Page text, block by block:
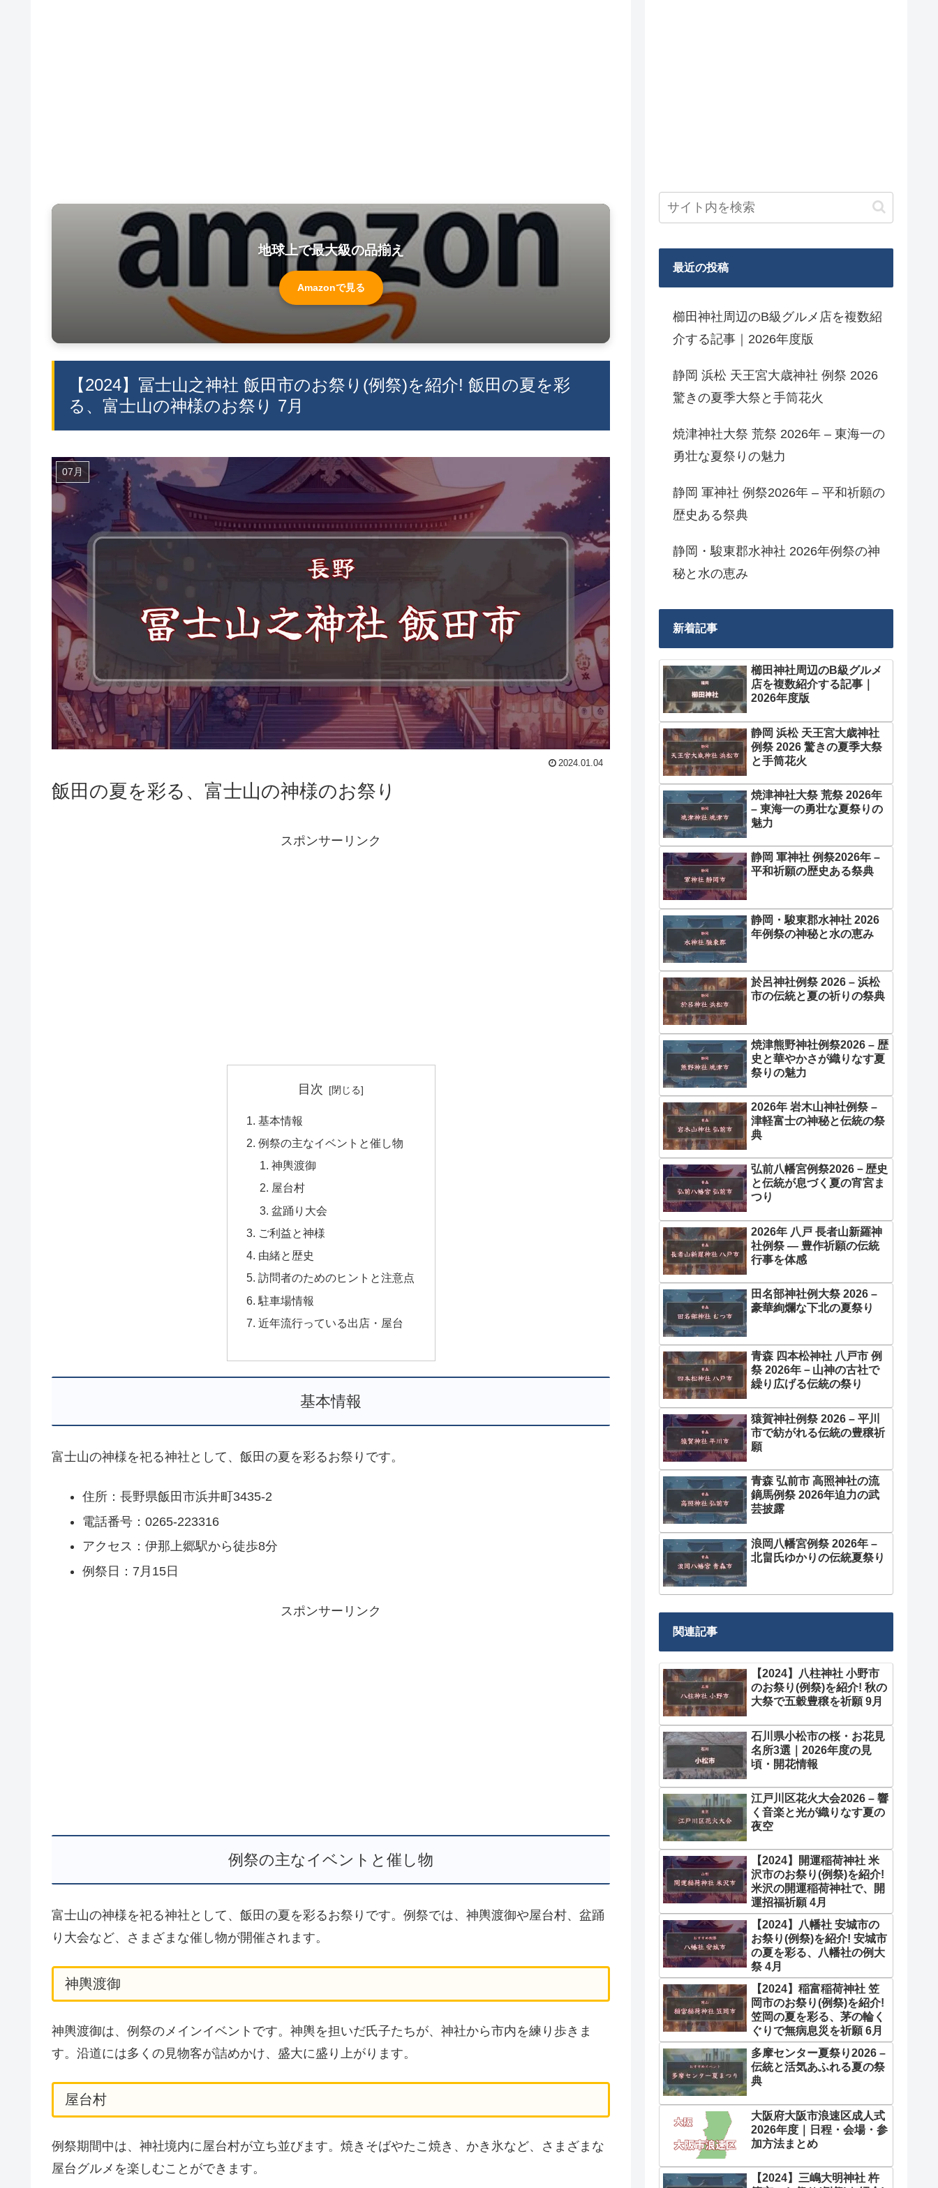
地球上で最大級の品揃え
Amazonで見る
【2024】冨士山之神社 飯田市のお祭り(例祭)を紹介! 飯田の夏を彩
る、富士山の神様のお祭り 7月
07月
2024.01.04
飯田の夏を彩る、富士山の神様のお祭り
スポンサーリンク
目次
基本情報
例祭の主なイベントと催し物
神輿渡御
屋台村
盆踊り大会
ご利益と神様
由緒と歴史
訪問者のためのヒントと注意点
駐車場情報
近年流行っている出店・屋台
基本情報
富士山の神様を祀る神社として、飯田の夏を彩るお祭りです。
住所：長野県飯田市浜井町3435-2
電話番号：0265-223316
アクセス：伊那上郷駅から徒歩8分
例祭日：7月15日
スポンサーリンク
例祭の主なイベントと催し物
富士山の神様を祀る神社として、飯田の夏を彩るお祭りです。例祭では、神輿渡御や屋台村、盆踊
り大会など、さまざまな催し物が開催されます。
神輿渡御
神輿渡御は、例祭のメインイベントです。神輿を担いだ氏子たちが、神社から市内を練り歩きま
す。沿道には多くの見物客が詰めかけ、盛大に盛り上がります。
屋台村
例祭期間中は、神社境内に屋台村が立ち並びます。焼きそばやたこ焼き、かき氷など、さまざまな
屋台グルメを楽しむことができます。
最近の投稿
櫛田神社周辺のB級グルメ店を複数紹
介する記事｜2026年度版
静岡 浜松 天王宮大歳神社 例祭 2026
驚きの夏季大祭と手筒花火
焼津神社大祭 荒祭 2026年 – 東海一の
勇壮な夏祭りの魅力
静岡 軍神社 例祭2026年 – 平和祈願の
歴史ある祭典
静岡・駿東郡水神社 2026年例祭の神
秘と水の恵み
新着記事
櫛田神社周辺のB級グルメ
店を複数紹介する記事｜
2026年度版
静岡 浜松 天王宮大歳神社
例祭 2026 驚きの夏季大祭
と手筒花火
焼津神社大祭 荒祭 2026年
– 東海一の勇壮な夏祭りの
魅力
静岡 軍神社 例祭2026年 –
平和祈願の歴史ある祭典
静岡・駿東郡水神社 2026
年例祭の神秘と水の恵み
於呂神社例祭 2026 – 浜松
市の伝統と夏の祈りの祭典
焼津熊野神社例祭2026 – 歴
史と華やかさが織りなす夏
祭りの魅力
2026年 岩木山神社例祭 –
津軽富士の神秘と伝統の祭
典
弘前八幡宮例祭2026－歴史
と伝統が息づく夏の宵宮ま
つり
2026年 八戸 長者山新羅神
社例祭 ― 豊作祈願の伝統
行事を体感
田名部神社例大祭 2026 –
豪華絢爛な下北の夏祭り
青森 四本松神社 八戸市 例
祭 2026年－山神の古社で
繰り広げる伝統の祭り
猿賀神社例祭 2026 – 平川
市で紡がれる伝統の豊穣祈
願
青森 弘前市 高照神社の流
鏑馬例祭 2026年迫力の武
芸披露
浪岡八幡宮例祭 2026年 –
北畠氏ゆかりの伝統夏祭り
関連記事
【2024】八柱神社 小野市
のお祭り(例祭)を紹介! 秋の
大祭で五穀豊穣を祈願 9月
石川県小松市の桜・お花見
名所3選｜2026年度の見
頃・開花情報
江戸川区花火大会2026 – 響
く音楽と光が織りなす夏の
夜空
【2024】開運稲荷神社 米
沢市のお祭り(例祭)を紹介!
米沢の開運稲荷神社で、開
運招福祈願 4月
【2024】八幡社 安城市の
お祭り(例祭)を紹介! 安城市
の夏を彩る、八幡社の例大
祭 4月
【2024】稲富稲荷神社 笠
岡市のお祭り(例祭)を紹介!
笠岡の夏を彩る、茅の輪く
ぐりで無病息災を祈願 6月
多摩センター夏祭り2026 –
伝統と活気あふれる夏の祭
典
大阪府大阪市浪速区成人式
2026年度｜日程・会場・参
加方法まとめ
【2024】三嶋大明神社 杵